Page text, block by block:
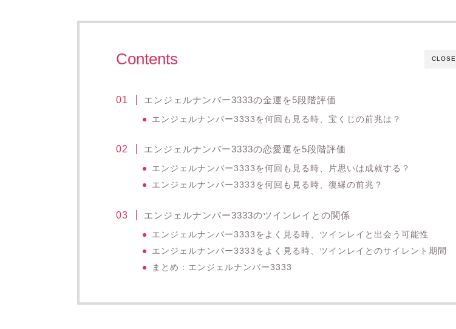
CLOSE
Contents
エンジェルナンバー3333の金運を5段階評価
エンジェルナンバー3333を何回も見る時、宝くじの前兆は？
エンジェルナンバー3333の恋愛運を5段階評価
エンジェルナンバー3333を何回も見る時、片思いは成就する？
エンジェルナンバー3333を何回も見る時、復縁の前兆？
エンジェルナンバー3333のツインレイとの関係
エンジェルナンバー3333をよく見る時、ツインレイと出会う可能性
エンジェルナンバー3333をよく見る時、ツインレイとのサイレント期間
まとめ：エンジェルナンバー3333